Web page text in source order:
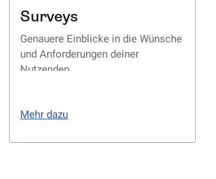
Surveys
Genauere Einblicke in die Wünsche
und Anforderungen deiner
Nutzenden
Mehr dazu